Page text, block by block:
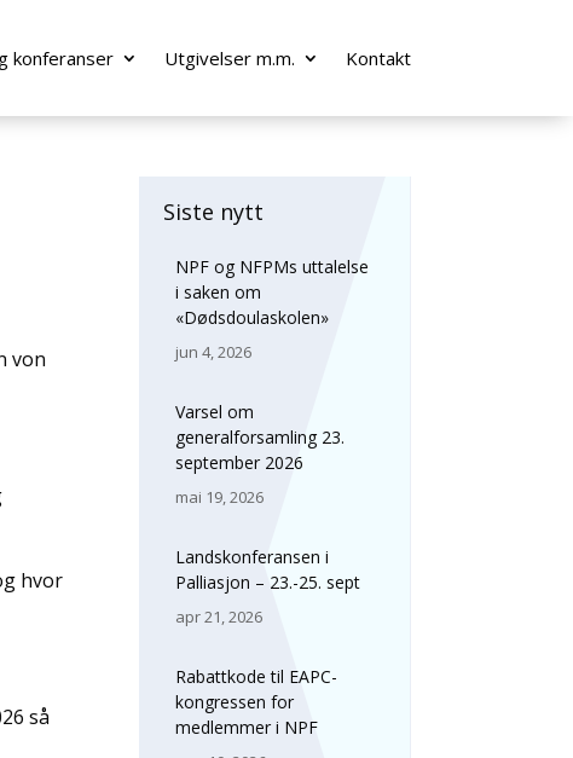
konferanser Utgivelser m.m. Kontakt
von
hvor
så
Siste nytt
NPF og NFPMs uttalelse
i saken om
«Dødsdoulaskolen»
jun 4, 2026
Varsel om
generalforsamling 23.
september 2026
mai 19, 2026
Landskonferansen i
Palliasjon – 23.-25. sept
apr 21, 2026
Rabattkode til EAPC-
kongressen for
medlemmer i NPF